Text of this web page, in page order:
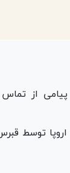
از
توسط قبرس